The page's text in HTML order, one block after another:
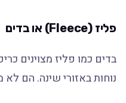
פליז (Fleece) או בדים
בדים כמו פליז מצוינים
נוחות באזורי שינה. הם